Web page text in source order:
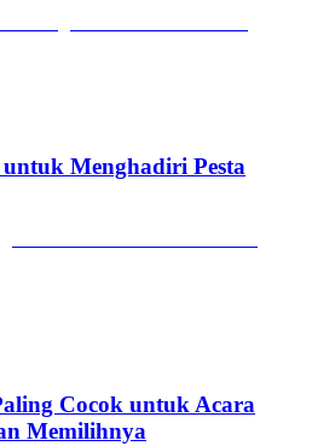
Menghadiri Pesta
Cocok untuk Acara
Memilihnya